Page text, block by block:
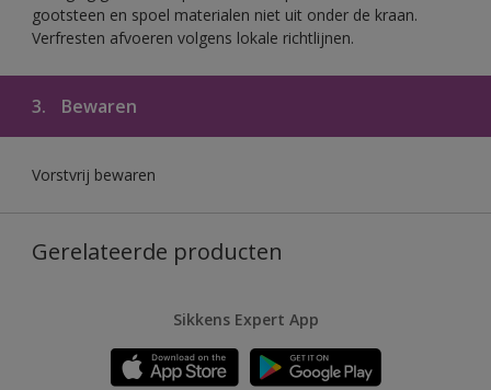
gootsteen en spoel materialen niet uit onder de kraan.
Verfresten afvoeren volgens lokale richtlijnen.
3. Bewaren
Vorstvrij bewaren
Gerelateerde producten
Sikkens Expert App